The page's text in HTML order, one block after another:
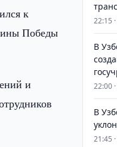
к
Победы
и
22:15
В
22:00
В
21:45